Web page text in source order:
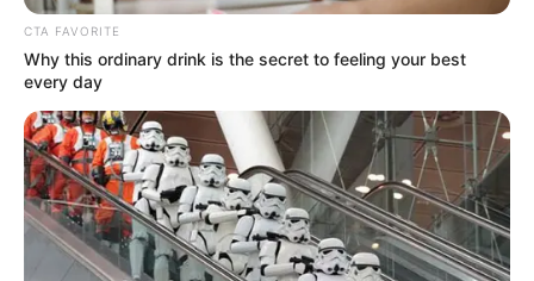
Rambut Kafan
CTA FAVORITE
Why this ordinary drink is the secret to feeling your best
every day